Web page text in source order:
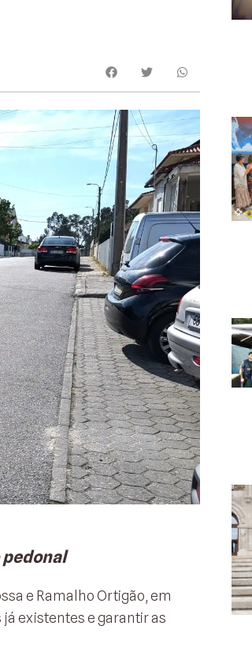
e Ramalho Ortigão, em
existentes e garantir as